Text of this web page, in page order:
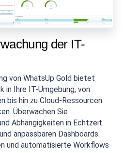
der IT-
von WhatsUp Gold bietet
in Ihre IT-Umgebung, von
bis hin zu Cloud-Ressourcen
Überwachen Sie
Abhängigkeiten in Echtzeit
anpassbaren Dashboards.
und automatisierte Workflows